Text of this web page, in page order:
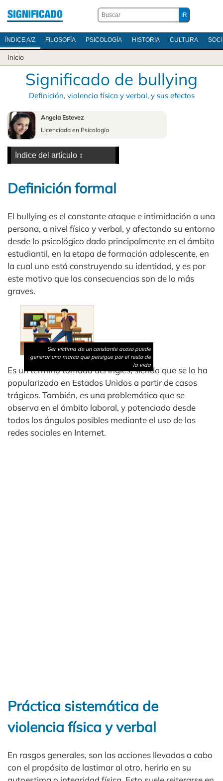
ÍNDICE A/Z FILOSOFÍA PSICOLOGÍA HISTORIA CULTURA
Inicio
Significado de bullying
Definición, violencia física y verbal, y sus efectos
Angela Estevez
Licenciada en Psicología
Definición formal
El bullying es el constante ataque e intimidación a una
persona, a nivel físico y verbal, y afectando su entorno
desde lo psicológico dado principalmente en el ámbito
estudiantil, en la etapa de formación adolescente, en
la cual uno está construyendo su identidad, y es por
este motivo que las consecuencias son de lo más
graves.
Ser víctima de un constante acoso puede
generar una marca que persigue por el resto de
la vida
Es un término tomado del inglés, siendo que se lo ha
popularizado en Estados Unidos a partir de casos
trágicos. También, es una problemática que se
observa en el ámbito laboral, y potenciado desde
todos los ángulos posibles mediante el uso de las
redes sociales en Internet.
Práctica sistemática de
violencia física y verbal
En rasgos generales, son las acciones llevadas a cabo
con el propósito de lastimar al otro, herirlo en su